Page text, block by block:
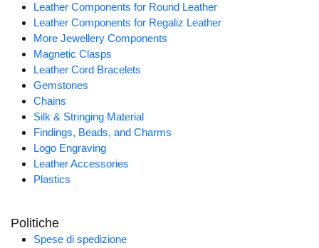
Leather Components for Round Leather
Leather Components for Regaliz Leather
More Jewellery Components
Magnetic Clasps
Leather Cord Bracelets
Gemstones
Chains
Silk & Stringing Material
Findings, Beads, and Charms
Logo Engraving
Leather Accessories
Plastics
Politiche
Spese di spedizione